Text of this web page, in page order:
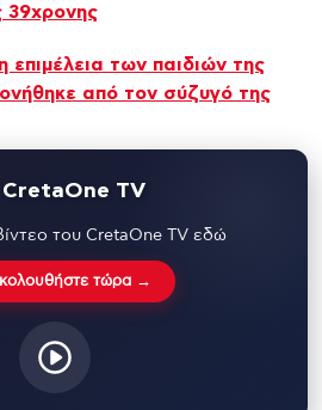
39χρονης
επιμέλεια των παιδιών της
από τον σύζυγό της
CretaOne TV
του CretaOne TV εδώ
τώρα →